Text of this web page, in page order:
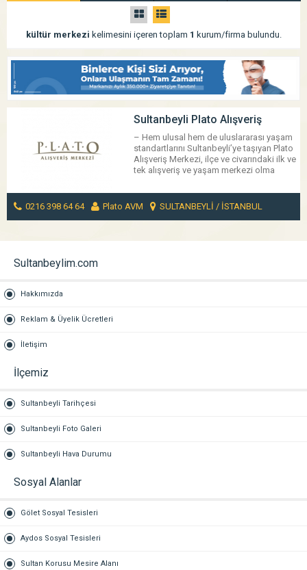
kültür merkezi kelimesini içeren toplam 1 kurum/firma bulundu.
Sultanbeyli Plato Alışveriş
– Hem ulusal hem de uluslararası yaşam
standartlarını Sultanbeyli’ye taşıyan Plato
Alışveriş Merkezi, ilçe ve civarındaki ilk ve
tek alışveriş ve yaşam merkezi olma
can damarı, Fatih Bulvarı üzerinde yer alan
Plato Alışveriş Merkezi, hükümet konağı,
kültür merkezi ve belediye binasının
0216 398 64 64 Plato AVM SULTANBEYLİ / İSTANBUL
Sultanbeylim.com
Hakkımızda
Reklam & Üyelik Ücretleri
İletişim
İlçemiz
Sultanbeyli Tarihçesi
Sultanbeyli Foto Galeri
Sultanbeyli Hava Durumu
Sosyal Alanlar
Gölet Sosyal Tesisleri
Aydos Sosyal Tesisleri
Sultan Korusu Mesire Alanı